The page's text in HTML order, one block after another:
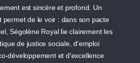
est sincère et profond. Un
permet de le voir : dans son pacte
Ségolène Royal lie clairement les
de justice sociale, d'emploi
développement et d'excellence